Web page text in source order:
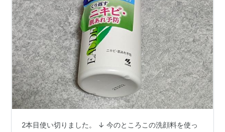
2本目使い切りました。 ↓ 今のところこの洗顔料を使っ